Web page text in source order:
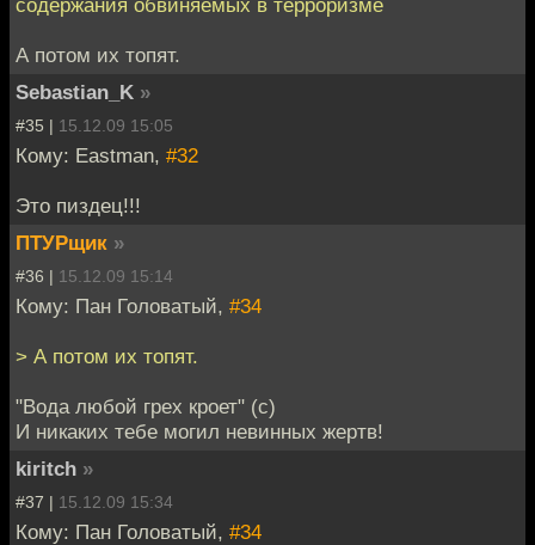
А потом их топят.
Sebastian_K »
#35 | 15.12.09 15:05
Кому: Eastman, #32
Это пиздец!!!
ПТУРщик »
#36 | 15.12.09 15:14
Кому: Пан Головатый, #34
> А потом их топят.
"Вода любой грех кроет" (с)
И никаких тебе могил невинных жертв!
kiritch »
#37 | 15.12.09 15:34
Кому: Пан Головатый, #34